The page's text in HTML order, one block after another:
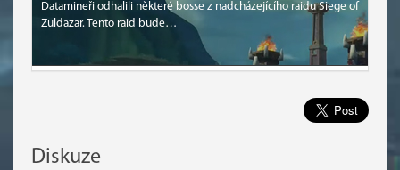
Datamineři odhalili některé bosse z nadcházejícího raidu Siege of
Zuldazar. Tento raid bude…
Diskuze